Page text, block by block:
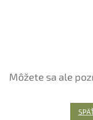
Môžete sa ale